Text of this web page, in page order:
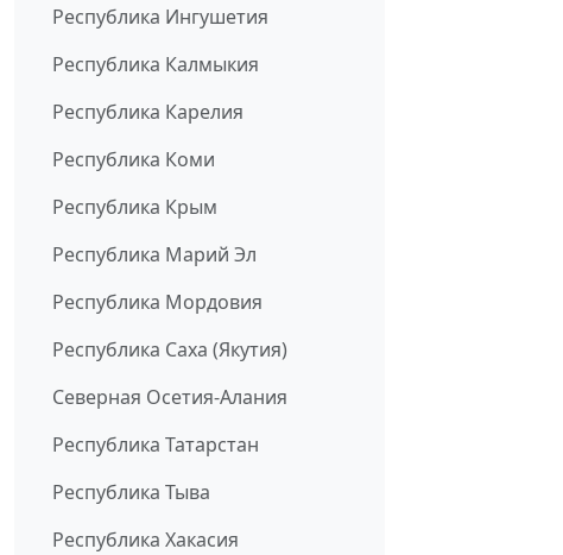
Республика Ингушетия
Республика Калмыкия
Республика Карелия
Республика Коми
Республика Крым
Республика Марий Эл
Республика Мордовия
Республика Саха (Якутия)
Северная Осетия-Алания
Республика Татарстан
Республика Тыва
Республика Хакасия